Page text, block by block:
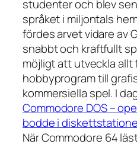
studenter och blev
språket i miljontals
fördes arvet vidare av
snabbt och kraftfullt
möjligt att utveckla allt
hobbyprogram till
kommersiella spel. I
Commodore DOS –
bodde i
När Commodore 64